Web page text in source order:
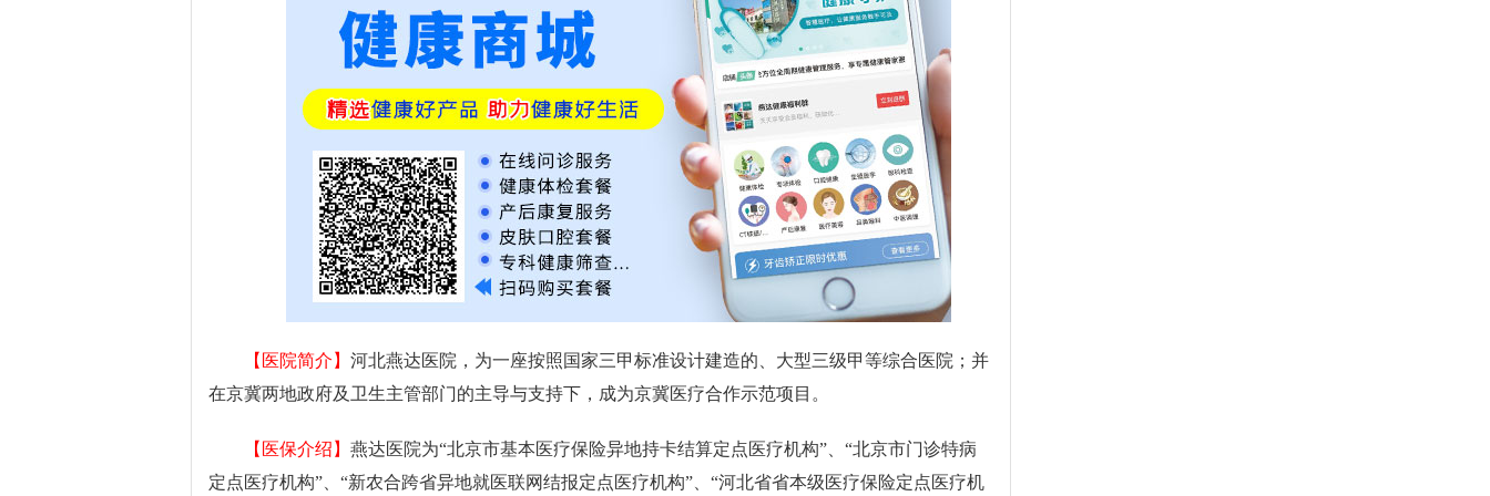
【医院简介】 河北燕达医院，为一座按照国家三甲标准设计建造的、大型三级甲等综合医院；并
在京冀两地政府及卫生主管部门的主导与支持下，成为京冀医疗合作示范项目。
【医保介绍】 燕达医院为“北京市基本医疗保险异地持卡结算定点医疗机构”、“北京市门诊特病
定点医疗机构”、“新农合跨省异地就医联网结报定点医疗机构”、“河北省省本级医疗保险定点医疗机